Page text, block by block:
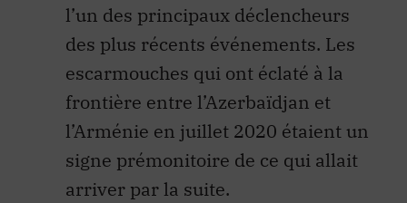
l’un des principaux déclencheurs
des plus récents événements. Les
escarmouches qui ont éclaté à la
frontière entre l’Azerbaïdjan et
l’Arménie en juillet 2020 étaient un
signe prémonitoire de ce qui allait
arriver par la suite.